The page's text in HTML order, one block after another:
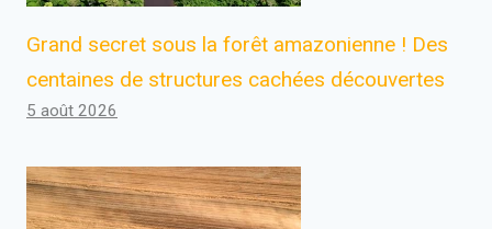
Grand secret sous la forêt amazonienne ! Des
centaines de structures cachées découvertes
5 août 2026